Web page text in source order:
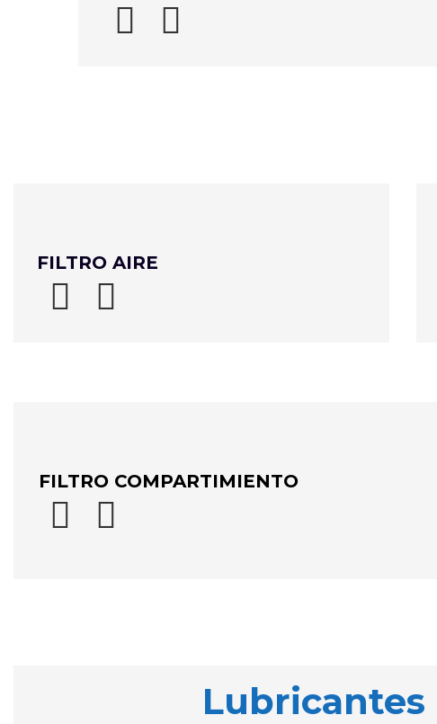
 
FILTRO AIRE
 
FILTRO COMPARTIMIENTO
 
Lubricantes